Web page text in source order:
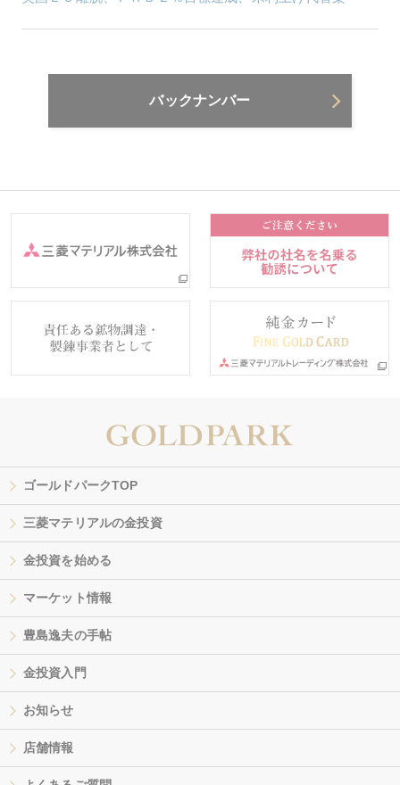
バックナンバー
ゴールドパークTOP
三菱マテリアルの金投資
金投資を始める
マーケット情報
豊島逸夫の手帖
金投資入門
お知らせ
店舗情報